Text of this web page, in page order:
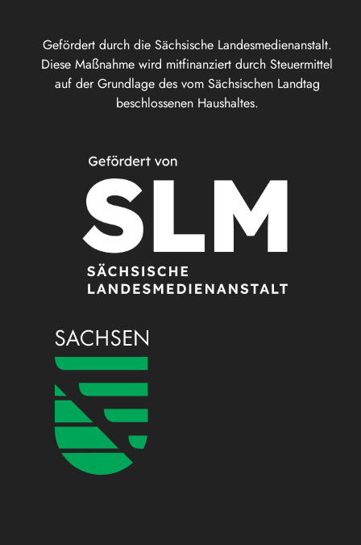
Gefördert durch die Sächsische Landesmedienanstalt.
Diese Maßnahme wird mitfinanziert durch Steuermittel
auf der Grundlage des vom Sächsischen Landtag
beschlossenen Haushaltes.